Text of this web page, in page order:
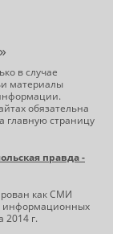
в случае
материалы
обязательна
главную страницу
правда -
как СМИ
информационных
2014 г.